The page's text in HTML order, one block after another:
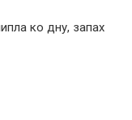
ко дну, запах